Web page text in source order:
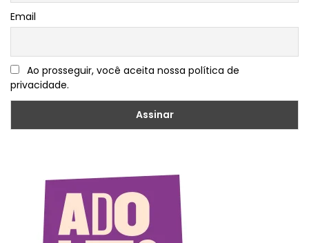
Email
Ao prosseguir, você aceita nossa política de
privacidade.